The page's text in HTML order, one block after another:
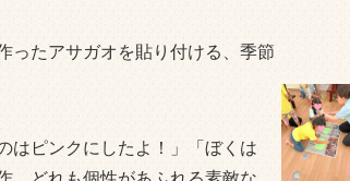
ったアサガオを貼り付ける、季節
はピンクにしたよ！」「ぼくは